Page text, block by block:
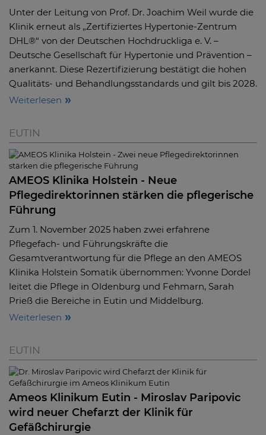
Unter der Leitung von Prof. Dr. Joachim Weil wurde die
Klinik erneut als „Zertifiziertes Hypertonie-Zentrum
DHL®“ von der Deutschen Hochdruckliga e. V. –
Deutsche Gesellschaft für Hypertonie und Prävention –
anerkannt. Diese Rezertifizierung bestätigt die hohen
Qualitäts- und Behandlungsstandards und gilt bis 2028.
Weiterlesen
EUTIN
AMEOS Klinika Holstein - Neue
Pflegedirektorinnen stärken die pflegerische
Führung
Zum 1. November 2025 haben zwei erfahrene
Pflegefach- und Führungskräfte die
Gesamtverantwortung für die Pflege an den AMEOS
Klinika Holstein Somatik übernommen: Yvonne Dordel
leitet die Pflege in Oldenburg und Fehmarn, Sarah
Prieß die Bereiche in Eutin und Middelburg.
Weiterlesen
EUTIN
Ameos Klinikum Eutin - Miroslav Paripovic
wird neuer Chefarzt der Klinik für
Gefäßchirurgie